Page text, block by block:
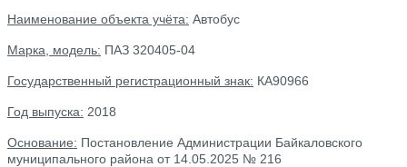
Наименование объекта учёта: Автобус
Марка, модель: ПАЗ 320405-04
Государственный регистрационный знак: КА90966
Год выпуска: 2018
Основание: Постановление Администрации Байкаловского
муниципального района от 14.05.2025 № 216